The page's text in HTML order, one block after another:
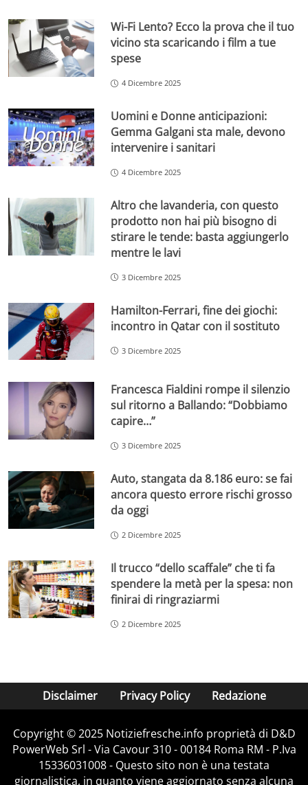
Wi-Fi Lento? Ecco la prova che il tuo
vicino sta scaricando i film a tue
spese
4 Dicembre 2025
Uomini e Donne anticipazioni:
Gemma Galgani sta male, devono
intervenire i sanitari
4 Dicembre 2025
Altro che lavanderia, con questo
prodotto non hai più bisogno di
stirare le tende: basta aggiungerlo
mentre le lavi
3 Dicembre 2025
Hamilton-Ferrari, fine dei giochi:
incontro in Qatar con il sostituto
3 Dicembre 2025
Francesca Fialdini rompe il silenzio
sul ritorno a Ballando: “Dobbiamo
capire…”
3 Dicembre 2025
Auto, stangata da 8.186 euro: se fai
ancora questo errore rischi grosso
da oggi
2 Dicembre 2025
Il trucco “dello scaffale” che ti fa
spendere la metà per la spesa: non
finirai di ringraziarmi
2 Dicembre 2025
Disclaimer Privacy Policy Redazione
Copyright © 2025 Notiziefresche.info proprietà di D&D
PowerWeb Srl - Via Cavour 310 - 00184 Roma RM - P.Iva
15336031008 - Questo sito non è una testata
giornalistica, in quanto viene aggiornato senza alcuna